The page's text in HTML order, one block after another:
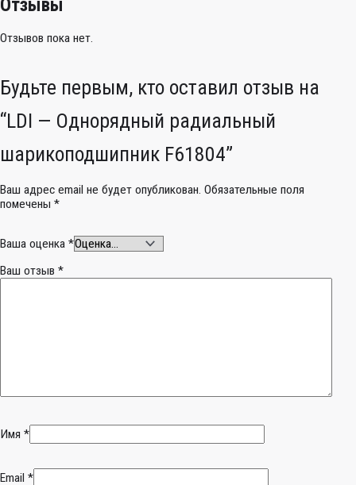
Отзывы
Отзывов пока нет.
Будьте первым, кто оставил отзыв на
“LDI — Однорядный радиальный
шарикоподшипник F61804”
Ваш адрес email не будет опубликован. Обязательные поля
помечены *
Ваша оценка *
Ваш отзыв *
Имя *
Email *